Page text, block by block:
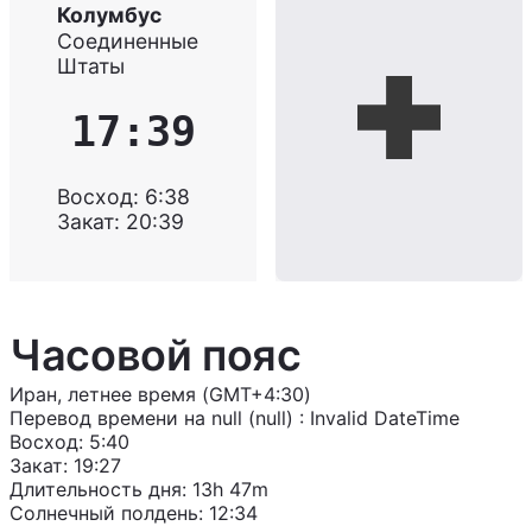
Колумбус
Соединенные
Штаты
17:39
Восход: 6:38
Закат: 20:39
Часовой пояс
Иран, летнее время (GMT+4:30)
Перевод времени на null (null) : Invalid DateTime
Восход: 5:40
Закат: 19:27
Длительность дня: 13h 47m
Солнечный полдень: 12:34